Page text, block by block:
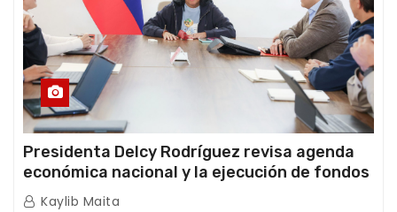
Presidenta Delcy Rodríguez revisa agenda
económica nacional y la ejecución de fondos
de emergencia post-sismos
Kaylib Maita